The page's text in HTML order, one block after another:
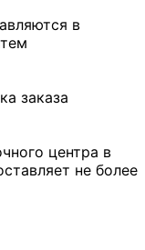
в
заказа
центра в
не более